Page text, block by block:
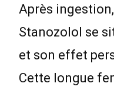
Après
Stanozolol se
et son effet
Cette longue